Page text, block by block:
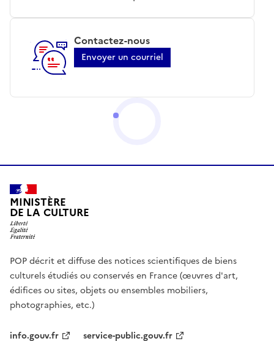
Contactez-nous
Envoyer un courriel
MINISTÈRE
DE LA CULTURE
POP décrit et diffuse des notices scientifiques de biens
culturels étudiés ou conservés en France (œuvres d'art,
édifices ou sites, objets ou ensembles mobiliers,
photographies, etc.)
info.gouv.fr service-public.gouv.fr